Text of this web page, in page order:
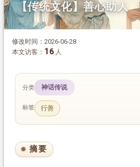
【传统文化】善心助人
修改时间：2026-06-28
本文访客： 16 人
分类 神话传说
标签 行善
摘要